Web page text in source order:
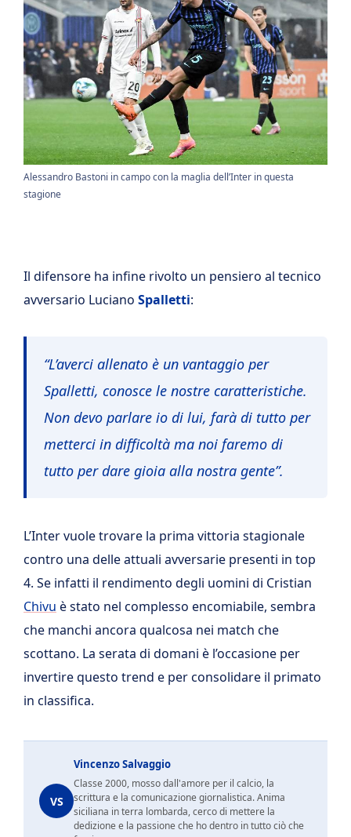
Alessandro Bastoni in campo con la maglia dell’Inter in questa
stagione
Il difensore ha infine rivolto un pensiero al tecnico
avversario Luciano Spalletti:
“L’averci allenato è un vantaggio per
Spalletti, conosce le nostre caratteristiche.
Non devo parlare io di lui, farà di tutto per
metterci in difficoltà ma noi faremo di
tutto per dare gioia alla nostra gente”.
L’Inter vuole trovare la prima vittoria stagionale
contro una delle attuali avversarie presenti in top
4. Se infatti il rendimento degli uomini di Cristian
Chivu è stato nel complesso encomiabile, sembra
che manchi ancora qualcosa nei match che
scottano. La serata di domani è l’occasione per
invertire questo trend e per consolidare il primato
in classifica.
VS
Vincenzo Salvaggio
Classe 2000, mosso dall'amore per il calcio, la
scrittura e la comunicazione giornalistica. Anima
siciliana in terra lombarda, cerco di mettere la
dedizione e la passione che ho dentro in tutto ciò che